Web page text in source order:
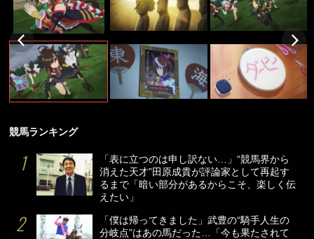
競馬ランキング
「表に立つのは申し訳ない…」“競馬界から
消えた天才”田原成貴が評論家として再起す
るまで「暗い部分があるからこそ、楽しく伝
えたい」
「僕は帰ってきました」武豊の“騎手人生の
分岐点”はあの馬だった…「今も果たされて